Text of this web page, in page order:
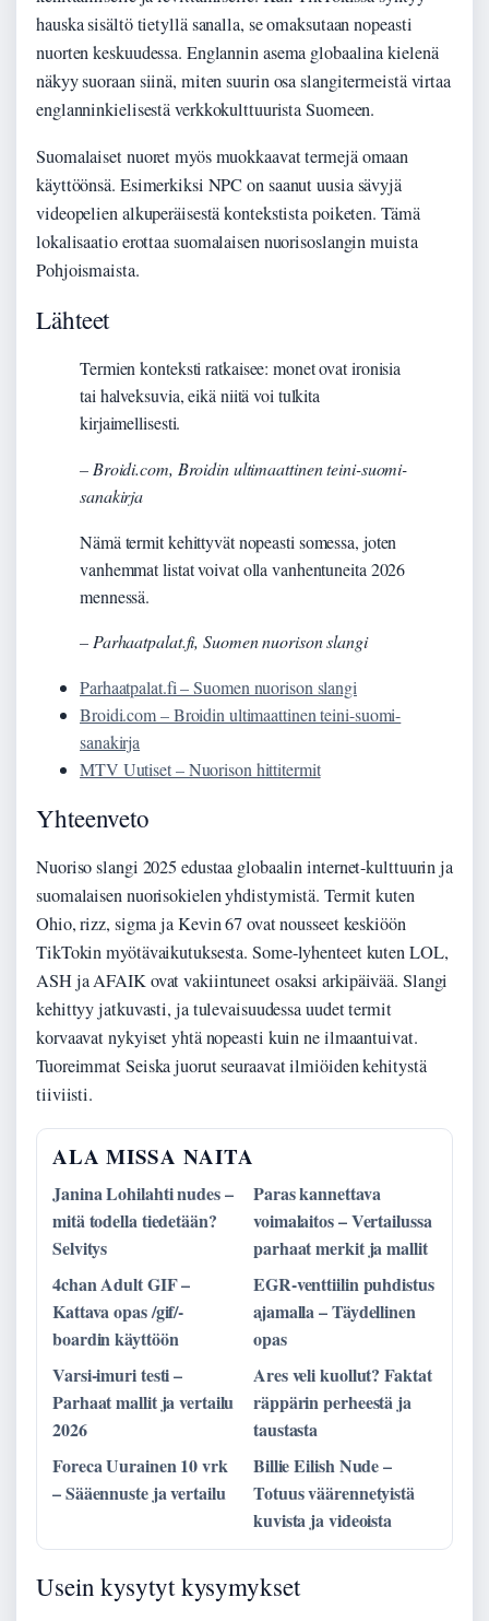
hauska sisältö tietyllä sanalla, se omaksutaan nopeasti
nuorten keskuudessa. Englannin asema globaalina kielenä
näkyy suoraan siinä, miten suurin osa slangitermeistä virtaa
englanninkielisestä verkkokulttuurista Suomeen.
Suomalaiset nuoret myös muokkaavat termejä omaan
käyttöönsä. Esimerkiksi NPC on saanut uusia sävyjä
videopelien alkuperäisestä kontekstista poiketen. Tämä
lokalisaatio erottaa suomalaisen nuorisoslangin muista
Pohjoismaista.
Lähteet
Termien konteksti ratkaisee: monet ovat ironisia
tai halveksuvia, eikä niitä voi tulkita
kirjaimellisesti.
– Broidi.com, Broidin ultimaattinen teini-suomi-
sanakirja
Nämä termit kehittyvät nopeasti somessa, joten
vanhemmat listat voivat olla vanhentuneita 2026
mennessä.
– Parhaatpalat.fi, Suomen nuorison slangi
Parhaatpalat.fi – Suomen nuorison slangi
Broidi.com – Broidin ultimaattinen teini-suomi-
sanakirja
MTV Uutiset – Nuorison hittitermit
Yhteenveto
Nuoriso slangi 2025 edustaa globaalin internet-kulttuurin ja
suomalaisen nuorisokielen yhdistymistä. Termit kuten
Ohio, rizz, sigma ja Kevin 67 ovat nousseet keskiöön
TikTokin myötävaikutuksesta. Some-lyhenteet kuten LOL,
ASH ja AFAIK ovat vakiintuneet osaksi arkipäivää. Slangi
kehittyy jatkuvasti, ja tulevaisuudessa uudet termit
korvaavat nykyiset yhtä nopeasti kuin ne ilmaantuivat.
Tuoreimmat Seiska juorut seuraavat ilmiöiden kehitystä
tiiviisti.
ALA MISSA NAITA
Janina Lohilahti nudes –
mitä todella tiedetään?
Selvitys
Paras kannettava
voimalaitos – Vertailussa
parhaat merkit ja mallit
4chan Adult GIF –
Kattava opas /gif/-
boardin käyttöön
EGR-venttiilin puhdistus
ajamalla – Täydellinen
opas
Varsi-imuri testi –
Parhaat mallit ja vertailu
2026
Ares veli kuollut? Faktat
räppärin perheestä ja
taustasta
Foreca Uurainen 10 vrk
– Sääennuste ja vertailu
Billie Eilish Nude –
Totuus väärennetyistä
kuvista ja videoista
Usein kysytyt kysymykset